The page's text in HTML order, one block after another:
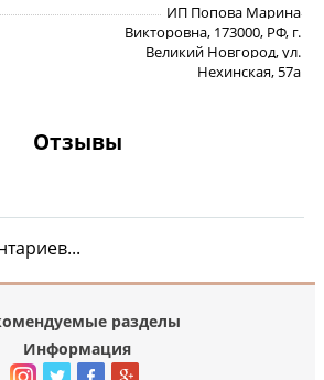
ИП Попова Марина
Викторовна, 173000, РФ, г.
Великий Новгород, ул.
Нехинская, 57а
Отзывы
разделы
Информация